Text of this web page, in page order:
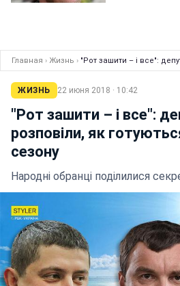
Главная › Жизнь › "Рот зашити – і все":
ЖИЗНЬ 22 июня 2018 · 10:42
"Рот зашити – і все":
розповіли, як
сезону
Народні обранці поділилися